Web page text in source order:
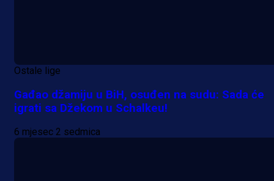
Ostale lige
Gađao džamiju u BiH, osuđen na sudu: Sada će
igrati sa Džekom u Schalkeu!
6 mjesec 2 sedmica